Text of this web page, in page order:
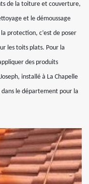
de la toiture et couverture,
et le démoussage
protection, c’est de poser
les toits plats. Pour la
des produits
installé à La Chapelle
le département pour la